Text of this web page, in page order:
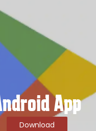
App
Download